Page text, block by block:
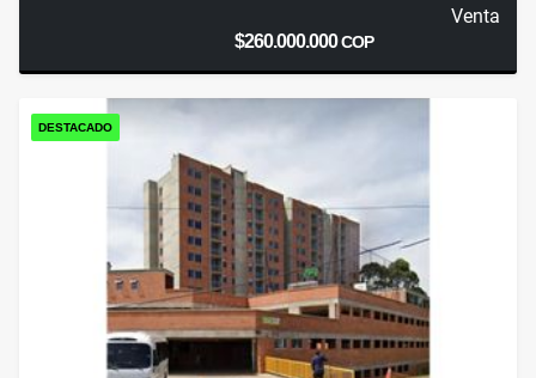
Venta
$260.000.000COP
DESTACADO